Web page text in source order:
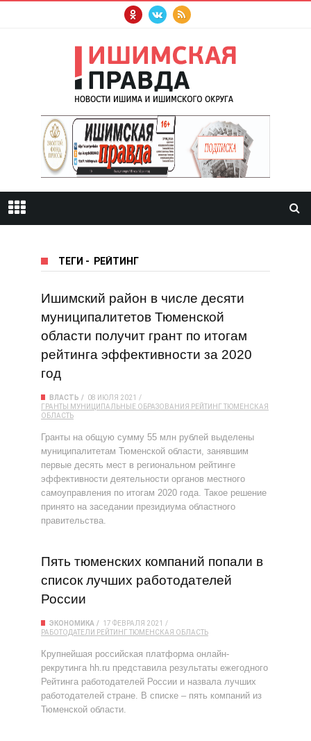
ТЕГИ - РЕЙТИНГ
Ишимский район в числе десяти
муниципалитетов Тюменской
области получит грант по итогам
рейтинга эффективности за 2020
год
ВЛАСТЬ
08 ИЮЛЯ 2021
ГРАНТЫ
МУНИЦИПАЛЬНЫЕ ОБРАЗОВАНИЯ РЕЙТИНГ ТЮМЕНСКАЯ
ОБЛАСТЬ
Гранты на общую сумму 55 млн рублей выделены
муниципалитетам Тюменской области, занявшим
первые десять мест в региональном рейтинге
эффективности деятельности органов местного
самоуправления по итогам 2020 года. Такое решение
принято на заседании президиума областного
правительства.
Пять тюменских компаний попали в
список лучших работодателей
России
ЭКОНОМИКА
17 ФЕВРАЛЯ 2021
РАБОТОДАТЕЛИ РЕЙТИНГ ТЮМЕНСКАЯ ОБЛАСТЬ
Крупнейшая российская платформа онлайн-
рекрутинга hh.ru представила результаты ежегодного
Рейтинга работодателей России и назвала лучших
работодателей стране. В списке – пять компаний из
Тюменской области.